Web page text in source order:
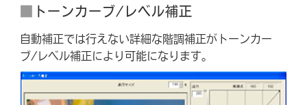
■ トーンカーブ/レベル補正
自動補正では行えない詳細な階調補正がトーンカー
ブ/レベル補正により可能になります。